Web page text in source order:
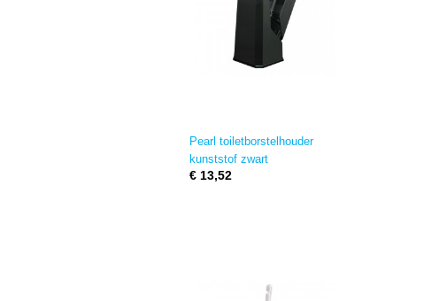
Pearl toiletborstelhouder
kunststof zwart
€ 13,52